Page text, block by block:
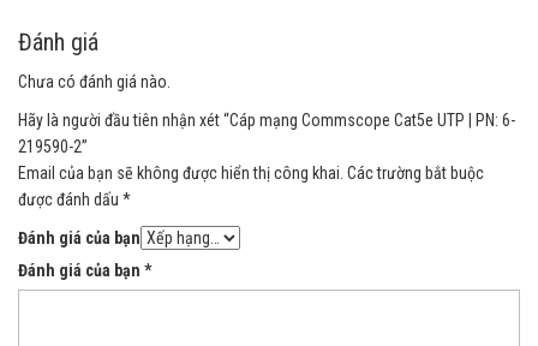
Đánh giá
Chưa có đánh giá nào.
Hãy là người đầu tiên nhận xét “Cáp mạng Commscope Cat5e UTP | PN: 6-
219590-2”
Email của bạn sẽ không được hiển thị công khai. Các trường bắt buộc
được đánh dấu *
Đánh giá của bạn
Đánh giá của bạn *